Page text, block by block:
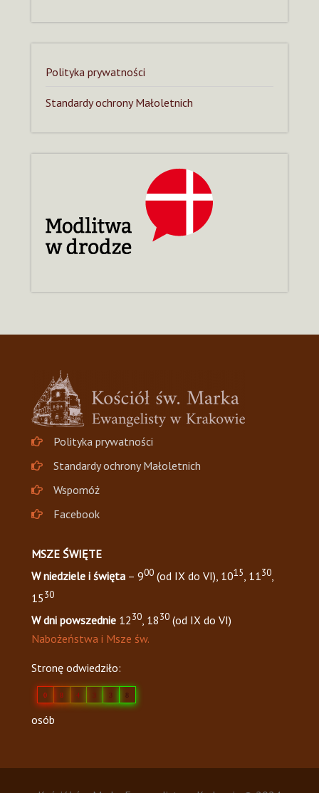
Polityka prywatności
Standardy ochrony Małoletnich
Polityka prywatności
Standardy ochrony Małoletnich
Wspomóż
Facebook
MSZE ŚWIĘTE
W niedziele i święta – 900 (od IX do VI), 1015 , 1130
1530
W dni powszednie 1230, 1830 (od IX do VI)
Nabożeństwa i Msze św.
Stronę odwiedziło:
0 8 4
osób